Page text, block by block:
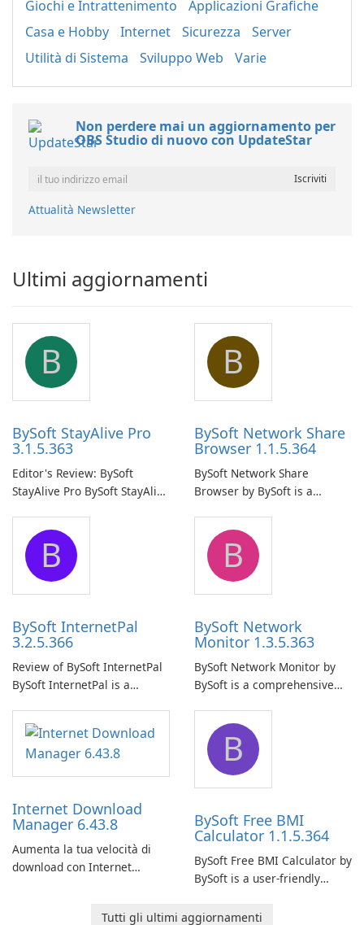
Giochi e Intrattenimento
Applicazioni Grafiche
Casa e Hobby
Internet Sicurezza
Server
Utilità di Sistema
Sviluppo Web Varie
Non perdere mai un aggiornamento per
OBS Studio di nuovo con UpdateStar
Attualità Newsletter
Ultimi aggiornamenti
B
BySoft StayAlive Pro
3.1.5.363
Editor's Review: BySoft
StayAlive Pro BySoft StayAlive
application designed to
ensure the continuous and
uninterrupted operation of
your computer system.
B
BySoft Network Share
Browser 1.1.5.364
BySoft Network Share
Browser by BySoft is a
application that allows users
to easily browse and manage
shared folders on their
network.
B
BySoft InternetPal
3.2.5.366
Review of BySoft InternetPal
BySoft InternetPal is a
application designed to
monitor your internet
connection and provide real-
time insights into its
B
BySoft Network
Monitor 1.3.5.363
BySoft Network Monitor by
BySoft is a comprehensive
designed to help businesses
effectively manage their
network infrastructure.
Internet Download
Manager 6.43.8
Aumenta la tua velocità di
download con Internet
B
BySoft Free BMI
Calculator 1.1.5.364
BySoft Free BMI Calculator by
BySoft is a user-friendly
designed to help you
Tutti gli ultimi aggiornamenti